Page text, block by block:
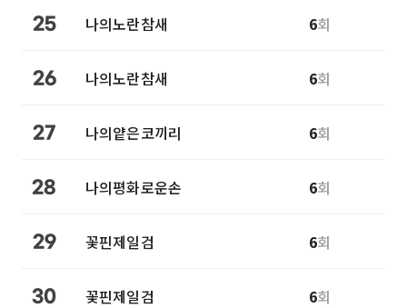
25 나의노란참새 6회
26 나의노란참새 6회
27 나의얕은코끼리 6회
28 나의평화로운손 6회
29 꽃핀제일검 6회
30 꽃핀제일검 6회